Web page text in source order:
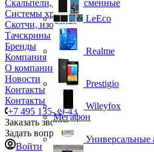
Скальпели, лезвия сменные
Системы хранения
Скотчи, изолента
Тачскрины
Бренды
Компания
О компании
Новости
Контакты
Контакты
+7 495 135-39-43
Заказать звонок
Задать вопрос
Войти
LeEco
Realme
Prestigio
Wileyfox
Мегафон